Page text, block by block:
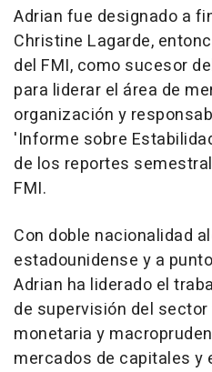
Adrian fue designado a
Christine Lagarde,
del FMI, como sucesor
para liderar el área de
organización y
'Informe sobre
de los reportes
FMI.
Con doble nacionalidad
estadounidense y a
Adrian ha liderado el
de supervisión del
monetaria y
mercados de capitales y